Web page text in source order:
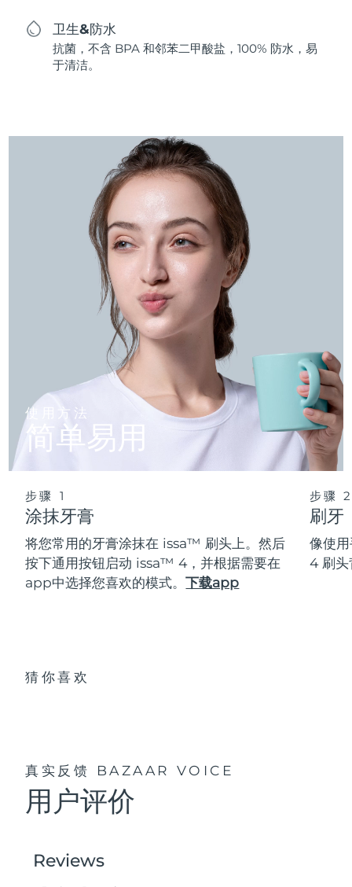
卫生&防水
抗菌，不含 BPA 和邻苯二甲酸盐，100% 防水，易
于清洁。
使用方法
简单易用
步骤 1
涂抹牙膏
将您常用的牙膏涂抹在 issa™ 刷头上。然后
按下通用按钮启动 issa™ 4，并根据需要在
app中选择您喜欢的模式。下载app
步骤
刷牙
像使
4 刷头
猜你喜欢
真实反馈 BAZAAR VOICE
用户评价